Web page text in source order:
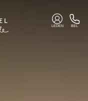
LEDEN BEL